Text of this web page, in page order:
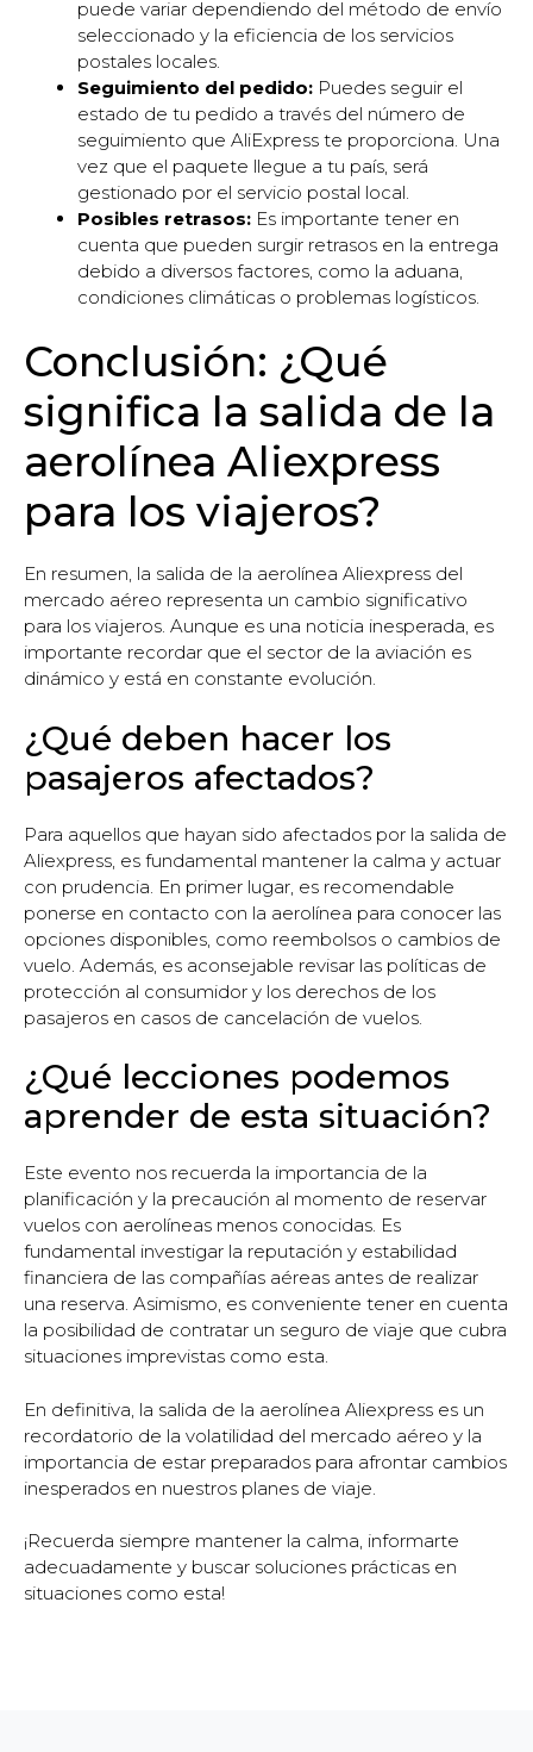
puede variar dependiendo del método de envío
seleccionado y la eficiencia de los servicios
postales locales.
Seguimiento del pedido: Puedes seguir el
estado de tu pedido a través del número de
seguimiento que AliExpress te proporciona. Una
vez que el paquete llegue a tu país, será
gestionado por el servicio postal local.
Posibles retrasos: Es importante tener en
cuenta que pueden surgir retrasos en la entrega
debido a diversos factores, como la aduana,
condiciones climáticas o problemas logísticos.
Conclusión: ¿Qué
significa la salida de la
aerolínea Aliexpress
para los viajeros?
En resumen, la salida de la aerolínea Aliexpress del
mercado aéreo representa un cambio significativo
para los viajeros. Aunque es una noticia inesperada, es
importante recordar que el sector de la aviación es
dinámico y está en constante evolución.
¿Qué deben hacer los
pasajeros afectados?
Para aquellos que hayan sido afectados por la salida de
Aliexpress, es fundamental mantener la calma y actuar
con prudencia. En primer lugar, es recomendable
ponerse en contacto con la aerolínea para conocer las
opciones disponibles, como reembolsos o cambios de
vuelo. Además, es aconsejable revisar las políticas de
protección al consumidor y los derechos de los
pasajeros en casos de cancelación de vuelos.
¿Qué lecciones podemos
aprender de esta situación?
Este evento nos recuerda la importancia de la
planificación y la precaución al momento de reservar
vuelos con aerolíneas menos conocidas. Es
fundamental investigar la reputación y estabilidad
financiera de las compañías aéreas antes de realizar
una reserva. Asimismo, es conveniente tener en cuenta
la posibilidad de contratar un seguro de viaje que cubra
situaciones imprevistas como esta.
En definitiva, la salida de la aerolínea Aliexpress es un
recordatorio de la volatilidad del mercado aéreo y la
importancia de estar preparados para afrontar cambios
inesperados en nuestros planes de viaje.
¡Recuerda siempre mantener la calma, informarte
adecuadamente y buscar soluciones prácticas en
situaciones como esta!